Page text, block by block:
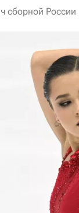
сборной